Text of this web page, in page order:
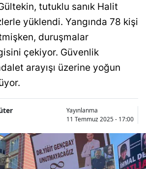
tutuklu sanık Halit
yüklendi. Yangında 78 kişi
duruşmalar
çekiyor. Güvenlik
arayışı üzerine yoğun
Yayınlanma
11 Temmuz 2025 - 17:00